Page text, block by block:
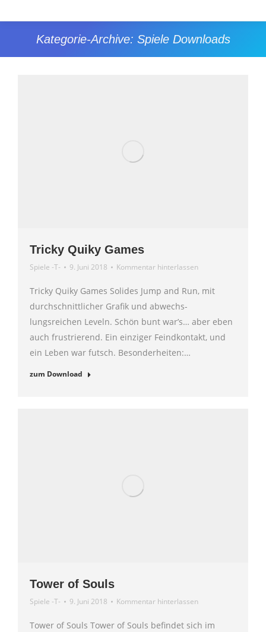
Kategorie-Archive: Spiele Downloads
Sie befinden sich hier:
Tricky Quiky Games
Spiele -T- 9. Juni 2018 Kommentar hinterlassen
Tricky Quiky Games Solides Jump and Run, mit
durchschnittlicher Grafik und abwechs-
lungsreichen Leveln. Schön bunt war’s… aber eben
auch frustrierend. Ein einziger Feindkontakt, und
ein Leben war futsch. Besonderheiten:…
zum Download
Tower of Souls
Spiele -T- 9. Juni 2018 Kommentar hinterlassen
Tower of Souls Tower of Souls befindet sich im